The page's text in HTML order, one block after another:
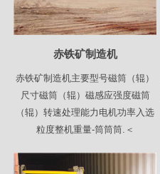
赤铁矿制造机
赤铁矿制造机主要型号磁筒（辊）
尺寸磁筒（辊）磁感应强度磁筒
（辊）转速处理能力电机功率入选
粒度整机重量-筒筒筒.＜